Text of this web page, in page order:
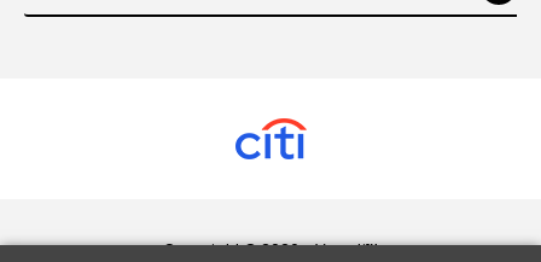
Copyright © 2026 - Veneti™